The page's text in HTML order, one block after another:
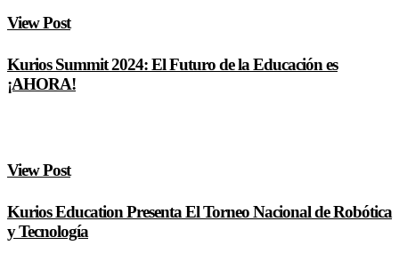
View Post
Kurios Summit 2024: El Futuro de la Educación es
¡AHORA!
View Post
Kurios Education Presenta El Torneo Nacional de Robótica
y Tecnología